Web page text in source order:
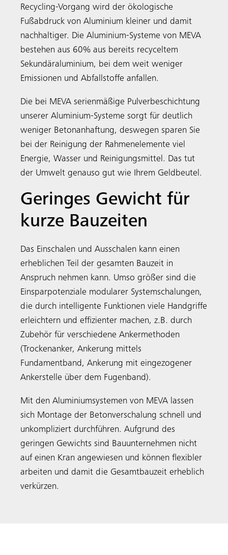
Recycling-Vorgang wird der ökologische
Fußabdruck von Aluminium kleiner und damit
nachhaltiger. Die Aluminium-Systeme von MEVA
bestehen aus 60% aus bereits recyceltem
Sekundäraluminium, bei dem weit weniger
Emissionen und Abfallstoffe anfallen.
Die bei MEVA serienmäßige Pulverbeschichtung
unserer Aluminium-Systeme sorgt für deutlich
weniger Betonanhaftung, deswegen sparen Sie
bei der Reinigung der Rahmenelemente viel
Energie, Wasser und Reinigungsmittel. Das tut
der Umwelt genauso gut wie Ihrem Geldbeutel.
Geringes Gewicht für
kurze Bauzeiten
Das Einschalen und Ausschalen kann einen
erheblichen Teil der gesamten Bauzeit in
Anspruch nehmen kann. Umso größer sind die
Einsparpotenziale modularer Systemschalungen,
die durch intelligente Funktionen viele Handgriffe
erleichtern und effizienter machen, z.B. durch
Zubehör für verschiedene Ankermethoden
(Trockenanker, Ankerung mittels
Fundamentband, Ankerung mit eingezogener
Ankerstelle über dem Fugenband).
Mit den Aluminiumsystemen von MEVA lassen
sich Montage der Betonverschalung schnell und
unkompliziert durchführen. Aufgrund des
geringen Gewichts sind Bauunternehmen nicht
auf einen Kran angewiesen und können flexibler
arbeiten und damit die Gesamtbauzeit erheblich
verkürzen.